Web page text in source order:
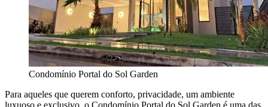
Condomínio Portal do Sol Garden
Para aqueles que querem conforto, privacidade, um ambiente
luxuoso e exclusivo, o Condomínio Portal do Sol Garden é uma das